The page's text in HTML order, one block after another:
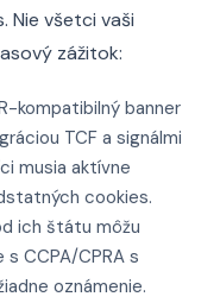
Nie všetci vaši
zážitok:
kompatibilný banner
TCF a signálmi
musia aktívne
cookies.
ich štátu môžu
CCPA/CPRA s
oznámenie.